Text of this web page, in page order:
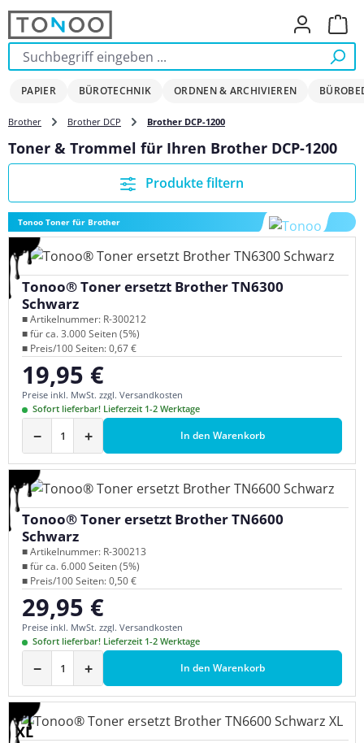
Zum Hauptinhalt springen
PAPIER BÜROTECHNIK ORDNEN & ARCHIVIEREN
Brother Brother DCP Brother DCP-1200
Toner & Trommel für Ihren Brother DCP-1200
Produkte filtern
Tonoo Toner für Brother
Tonoo® Toner ersetzt Brother TN6300
Schwarz
■ Artikelnummer: R-300212
■ für ca. 3.000 Seiten (5%)
■ Preis/100 Seiten: 0,67 €
Regulärer Preis:
19,95 €
Preise inkl. MwSt. zzgl. Versandkosten
Sofort lieferbar! Lieferzeit 1-2 Werktage
− + In den Warenkorb
Tonoo® Toner ersetzt Brother TN6600
Schwarz
■ Artikelnummer: R-300213
■ für ca. 6.000 Seiten (5%)
■ Preis/100 Seiten: 0,50 €
Regulärer Preis:
29,95 €
Preise inkl. MwSt. zzgl. Versandkosten
Sofort lieferbar! Lieferzeit 1-2 Werktage
− + In den Warenkorb
XL